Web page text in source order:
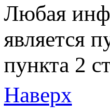
Любая
является
пункта 2
Наверх